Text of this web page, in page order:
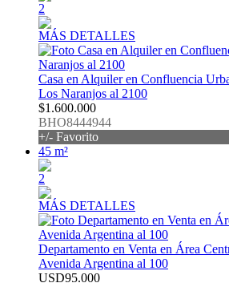
2
MÁS DETALLES
Casa en Alquiler en Confluencia
Los Naranjos al 2100
$1.600.000
BHO8444944
+/- Favorito
45 m²
2
MÁS DETALLES
Departamento en Venta en Área
Avenida Argentina al 100
USD95.000